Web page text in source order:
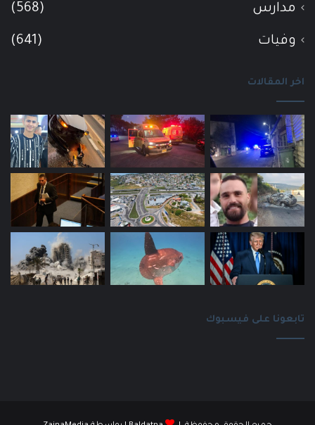
مدارس (568)
وفيات (641)
اخر المقالات
تابعونا على فيسبوك